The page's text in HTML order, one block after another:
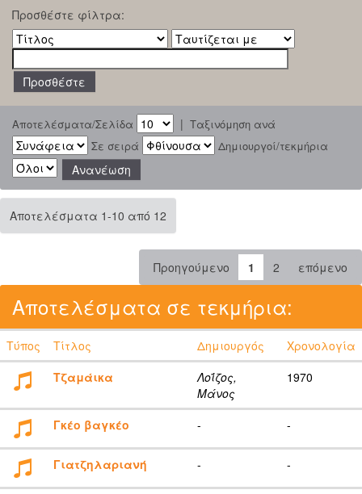
Προσθέστε φίλτρα:
Αποτελέσματα/Σελίδα | Ταξινόμηση ανά
Σε σειρά
Δημιουργοί/τεκμήρια
Αποτελέσματα 1-10 από 12
Προηγούμενο 1 2 επόμενο
Αποτελέσματα σε τεκμήρια:
Τύπος Τίτλος Δημιουργός
Χρονολογία
Τζαμάικα
Λοΐζος,
Μάνος
1970
Γκέο βαγκέο - -
Γιατζηλαριανή - -